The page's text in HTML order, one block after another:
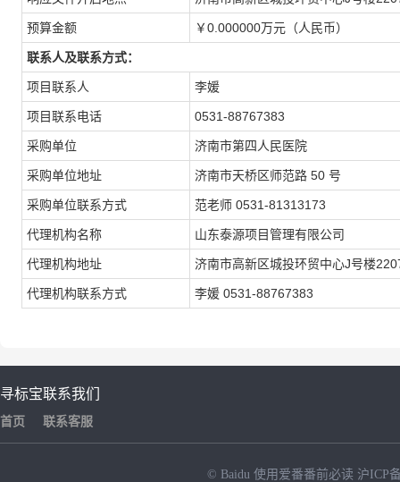
预算金额 ￥0.000000万元（人民币）
联系人及联系方式：
项目联系人 李媛
项目联系电话 0531-88767383
采购单位 济南市第四人民医院
采购单位地址 济南市天桥区师范路 50 号
采购单位联系方式 范老师 0531-81313173
代理机构名称 山东泰源项目管理有限公司
代理机构地址 济南市高新区城投环贸中心J号楼
代理机构联系方式 李媛 0531-88767383
寻标宝
首页
联系我们
联系客服
© Baidu 使用爱番番前必读 沪ICP